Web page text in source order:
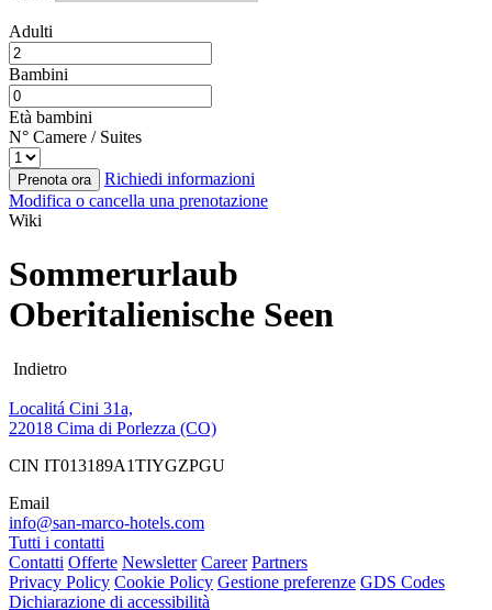
Adulti
Bambini
Età bambini
N° Camere / Suites
Prenota ora
Richiedi informazioni
Modifica o cancella una prenotazione
Wiki
Sommerurlaub
Oberitalienische Seen
Indietro
Localitá Cini 31a,
22018 Cima di Porlezza (CO)
CIN IT013189A1TIYGZPGU
Email
info@san-marco-hotels.com
Tutti i contatti
Contatti Offerte Newsletter Career Partners
Privacy Policy Cookie Policy Gestione preferenze GDS Codes
Dichiarazione di accessibilità